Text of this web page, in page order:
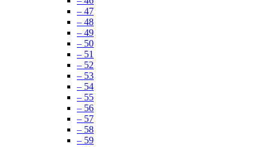
– 47
– 48
– 49
– 50
– 51
– 52
– 53
– 54
– 55
– 56
– 57
– 58
– 59